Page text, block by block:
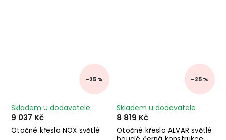
–25 %
Otočné křeslo NOX světlé
Skladem u dodavatele
9 037 Kč
–25 %
Otočné křeslo ALVAR světlé
Skladem u dodavatele
8 819 Kč